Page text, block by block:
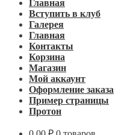
Главная
Вступить в клуб
Галерея
Главная
Контакты
Корзина
Магазин
Мой аккаунт
Оформление заказа
Пример страницы
Протон